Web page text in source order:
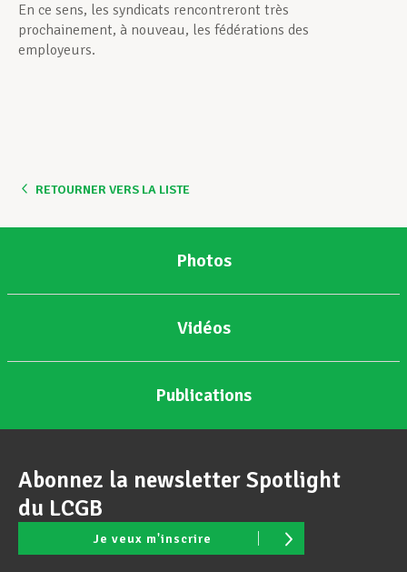
En ce sens, les syndicats rencontreront très
prochainement, à nouveau, les fédérations des
employeurs.
RETOURNER VERS LA LISTE
Photos
Vidéos
Publications
Abonnez la newsletter Spotlight
du LCGB
Je veux m'inscrire